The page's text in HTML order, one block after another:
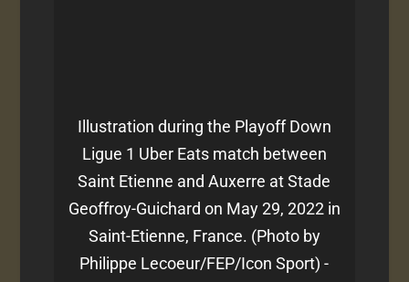
Illustration during the Playoff Down
Ligue 1 Uber Eats match between
Saint Etienne and Auxerre at Stade
Geoffroy-Guichard on May 29, 2022 in
Saint-Etienne, France. (Photo by
Philippe Lecoeur/FEP/Icon Sport) -